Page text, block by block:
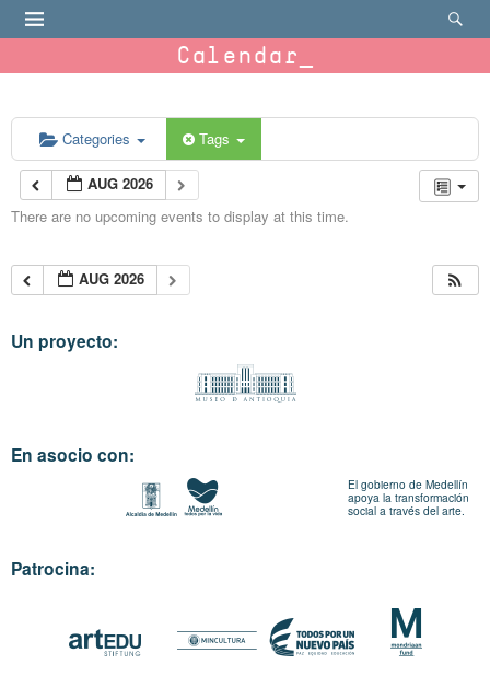
Calendar
Categories Tags
AUG 2026
There are no upcoming events to display at this time.
AUG 2026
Un proyecto:
En asocio con:
El gobierno de Medellín
apoya la transformación
social a través del arte.
Patrocina: